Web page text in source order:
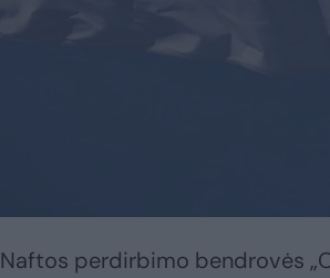
Naftos perdirbimo bendrovės